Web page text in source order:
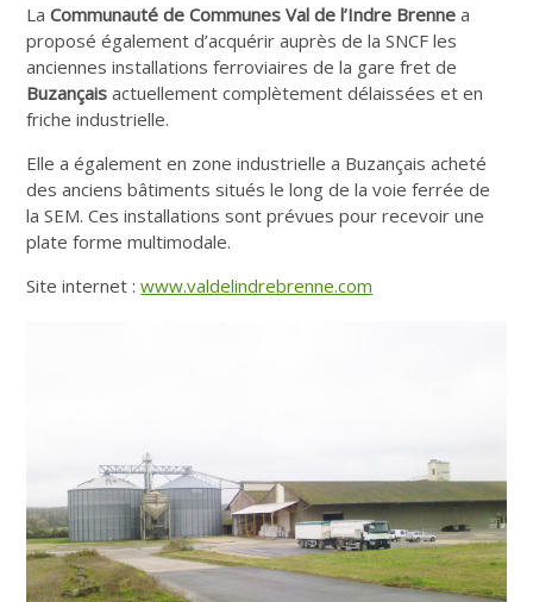
LaCommunauté de Communes Val de l’Indre Brenne a
proposé également d’acquérir auprès de la SNCF les
anciennes installations ferroviaires de la gare fret de
Buzançais actuellement complètement délaissées et en
friche industrielle.
Elle a également en zone industrielle a Buzançais acheté
des anciens bâtiments situés le long de la voie ferrée de
la SEM. Ces installations sont prévues pour recevoir une
plate forme multimodale.
Site internet :www.valdelindrebrenne.com